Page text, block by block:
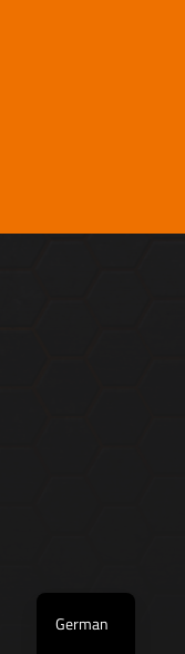
German